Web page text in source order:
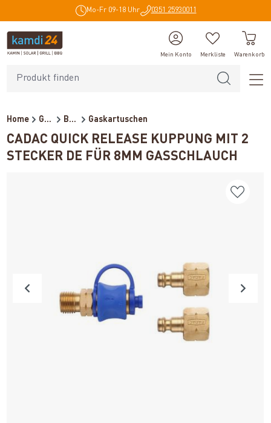
Mo-Fr 09-18 Uhr 0351 25930011
Mein Konto Merkliste Warenkorb
Home Grillzubehör Brennstoffe und Grillanzünder Gaskartuschen
CADAC QUICK RELEASE KUPPUNG MIT 2
STECKER DE FÜR 8MM GASSCHLAUCH